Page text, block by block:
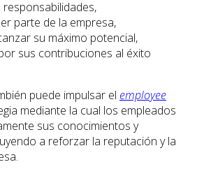
parte de la empresa,
su máximo potencial,
sus contribuciones al éxito
puede impulsar el employee
mediante la cual los empleados
sus conocimientos y
a reforzar la reputación y la